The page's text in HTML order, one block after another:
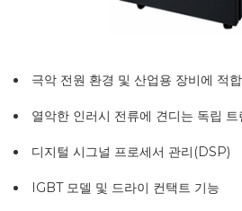
극악 전원 환경 및 산업용 장비에 적
열악한 인러시 전류에 견디는 독립
디지털 시그널 프로세서 관리(DSP)
IGBT 모델 및 드라이 컨택트 기능